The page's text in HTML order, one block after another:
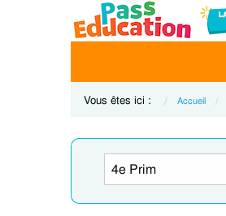
Vous êtes ici : Accueil